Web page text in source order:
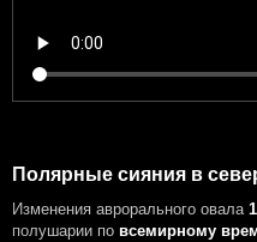
Полярные сияния в
Изменения аврорального овала
полушарии по всемирному